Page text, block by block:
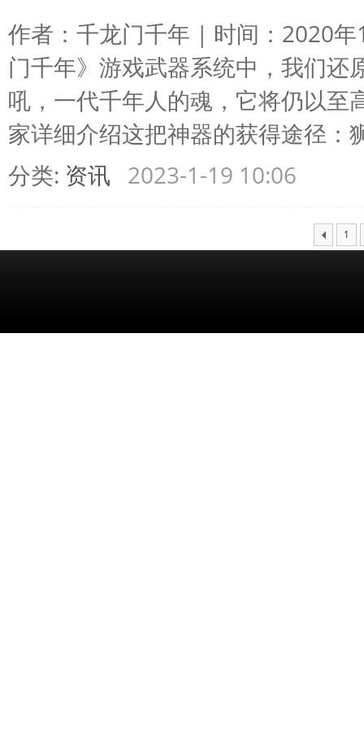
作者：千龙门千年 | 时间：2020
门千年》游戏武器系统中，我们
吼，一代千年人的魂，它将仍以至
家详细介绍这把神器的获得途径：
分类: 资讯 2023-1-19 10:06
1